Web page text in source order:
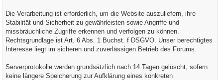
Die Verarbeitung ist erforderlich, um die Website auszuliefern, ihre
Stabilität und Sicherheit zu gewährleisten sowie Angriffe und
missbräuchliche Zugriffe erkennen und verfolgen zu können.
Rechtsgrundlage ist Art. 6 Abs. 1 Buchst. f DSGVO. Unser berechtigtes
Interesse liegt im sicheren und zuverlässigen Betrieb des Forums.
Serverprotokolle werden grundsätzlich nach 14 Tagen gelöscht, sofern
keine längere Speicherung zur Aufklärung eines konkreten